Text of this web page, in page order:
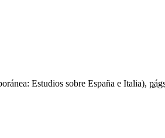
Estudios sobre España e Italia),